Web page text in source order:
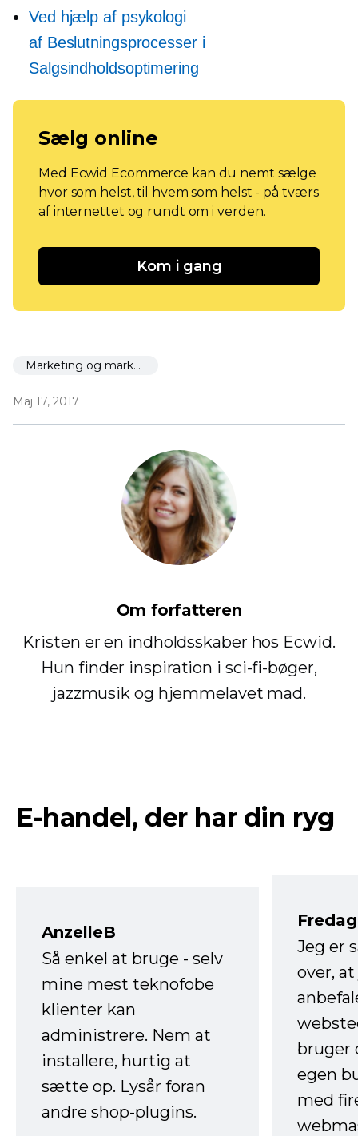
Ved hjælp af psykologi
af Beslutningsprocesseri
Salgsindholdsoptimering
Sælg online
Med Ecwid Ecommerce kan du nemt sælge
hvor som helst, til hvem som helst - på tværs
af internettet og rundt om i verden.
Kom i gang
Marketing og markedsføring
Maj 17, 2017
Om forfatteren
Kristen er en indholdsskaber hos Ecwid.
Hun finder inspiration i sci-fi-bøger,
jazzmusik og hjemmelavet mad.
E-handel, der har din ryg
AnzelleB
Så enkel at bruge - selv
mine mest teknofobe
klienter kan
administrere. Nem at
installere, hurtig at
sætte op. Lysår foran
andre shop-plugins.
Jeg er
over,
bruger
egen
med